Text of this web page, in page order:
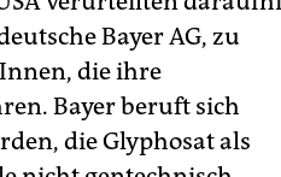
Bayer AG, zu
die ihre
Bayer beruft sich
die Glyphosat als